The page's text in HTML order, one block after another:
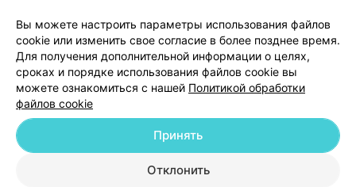
Минск, проспект Дзержинского, 104
до 22:00
Добавить компанию
Вы можете настроить параметры использования файлов
cookie или изменить свое согласие в более позднее время.
Для получения дополнительной информации о целях,
сроках и порядке использования файлов cookie вы
можете ознакомиться с нашей Политикой обработки
файлов cookie
Отклонить
Принять